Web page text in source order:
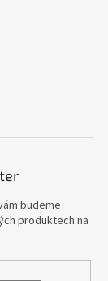
budeme
produktech na